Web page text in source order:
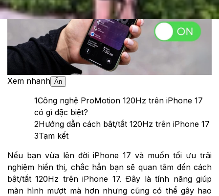
Xem nhanh Ẩn
1Công nghệ ProMotion 120Hz trên iPhone 17
có gì đặc biệt?
2Hướng dẫn cách bật/tắt 120Hz trên iPhone 17
3Tạm kết
Nếu bạn vừa lên đời iPhone 17 và muốn tối ưu trải
nghiệm hiển thị, chắc hẳn bạn sẽ quan tâm đến cách
bật/tắt 120Hz trên iPhone 17. Đây là tính năng giúp
màn hình mượt mà hơn nhưng cũng có thể gây hao